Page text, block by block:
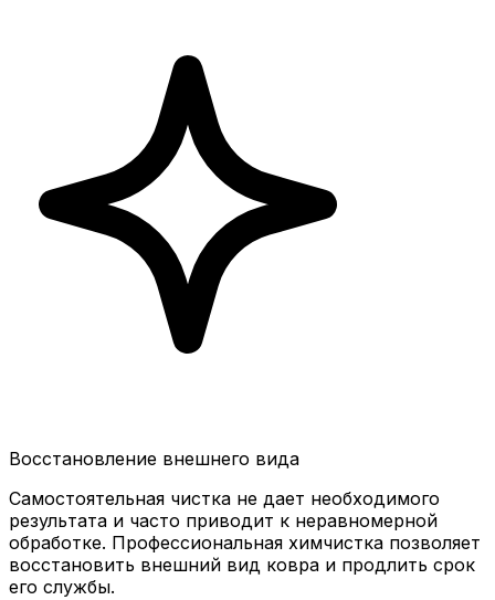
Восстановление внешнего вида
Самостоятельная чистка не дает необходимого
результата и часто приводит к неравномерной
обработке. Профессиональная химчистка позволяет
восстановить внешний вид ковра и продлить срок
его службы.